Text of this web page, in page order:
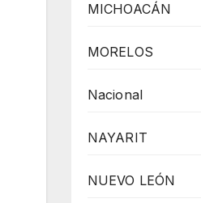
MICHOACÁN
MORELOS
Nacional
NAYARIT
NUEVO LEÓN